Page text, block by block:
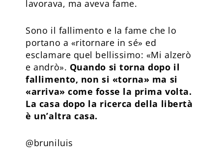
lavorava, ma aveva fame.
Sono il fallimento e la fame che lo
portano a «ritornare in sé» ed
esclamare quel bellissimo: «Mi alzerò
e andrò». Quando si torna dopo il
fallimento, non si «torna» ma si
«arriva» come fosse la prima volta.
La casa dopo la ricerca della libertà
è un’altra casa.
@bruniluis